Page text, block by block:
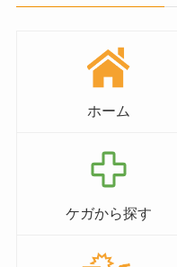
ホーム
ケガから探す